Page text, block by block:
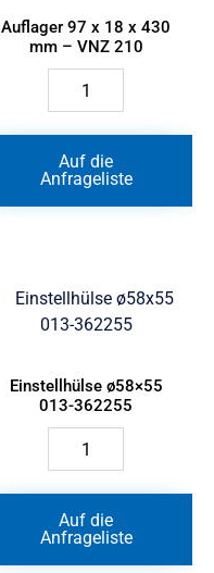
Auflager 97 x 18 x 430
mm – VNZ 210
Auflager
x
430
mm
-
Auf die
Anfrageliste
Einstellhülse ø58×55
013-362255
Einstellhülse
ø58x55
013-
Auf die
Anfrageliste